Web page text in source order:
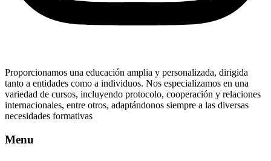
Proporcionamos una educación amplia y personalizada, dirigida
tanto a entidades como a individuos. Nos especializamos en una
variedad de cursos, incluyendo protocolo, cooperación y relaciones
internacionales, entre otros, adaptándonos siempre a las diversas
necesidades formativas
Menu